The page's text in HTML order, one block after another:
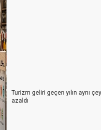
Turizm geliri geçen yılın aynı
azaldı